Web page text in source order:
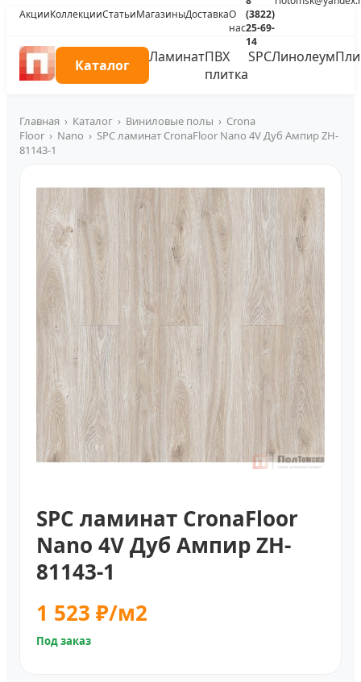
АкцииКоллекцииСтатьиМагазиныДоставкаО
нас
(3822)
25-69-
14
Каталог ЛаминатПВХ
плитка
SPCЛинолеум
Главная › Каталог › Виниловые полы › Crona
Floor › Nano › SPC ламинат CronaFloor Nano 4V Дуб Ампир ZH-
81143-1
SPC ламинат CronaFloor
Nano 4V Дуб Ампир ZH-
81143-1
1 523 ₽/м2
Под заказ